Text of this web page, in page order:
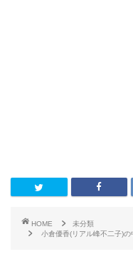
HOME
未分類
小倉優香(リアル峰不二子)